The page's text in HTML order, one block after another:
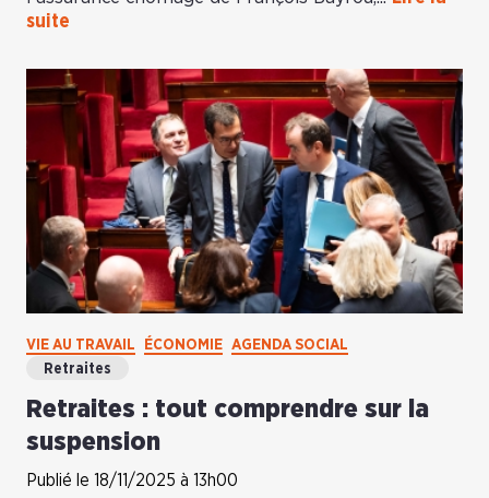
suite
VIE AU TRAVAIL ÉCONOMIE AGENDA SOCIAL
Retraites
Retraites : tout comprendre sur la
suspension
Publié le 18/11/2025 à 13h00